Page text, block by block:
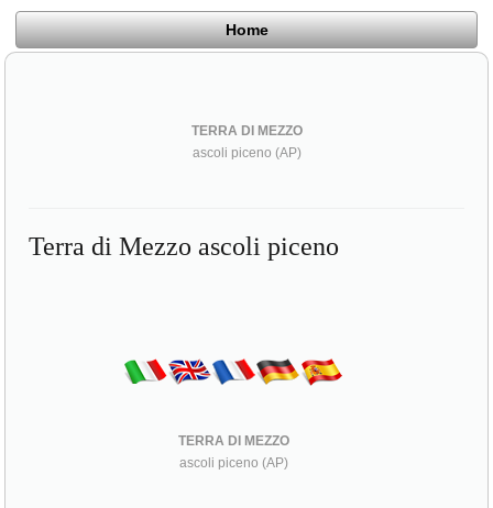
Home
TERRA DI MEZZO
ascoli piceno (AP)
Terra di Mezzo ascoli piceno
TERRA DI MEZZO
ascoli piceno (AP)